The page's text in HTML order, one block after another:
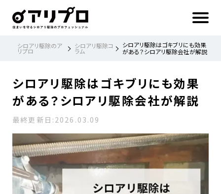
シロアリ駆除のア
リプロ
シロアリ駆除コ
ラム
シロアリ駆除はゴキブリにも効果
がある？シロアリ駆除会社が解説
シロアリ駆除はゴキブリにも効果
がある？シロアリ駆除会社が解説
最終更新日:2026.03.09